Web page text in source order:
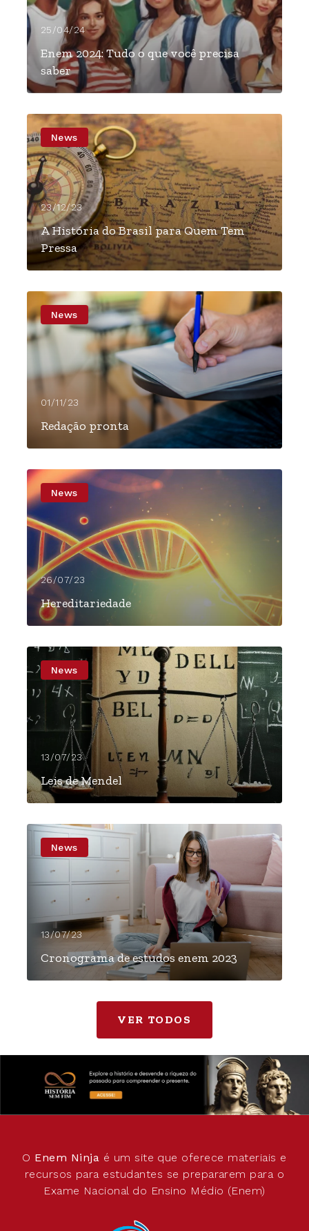
25/04/24
Enem 2024: Tudo o que você precisa
saber
News
23/12/23
A História do Brasil para Quem Tem
Pressa
News
01/11/23
Redação pronta
News
26/07/23
Hereditariedade
News
13/07/23
Leis de Mendel
News
13/07/23
Cronograma de estudos enem 2023
VER TODOS
O Enem Ninja é um site que oferece materiais e
recursos para estudantes se prepararem para o
Exame Nacional do Ensino Médio (Enem)